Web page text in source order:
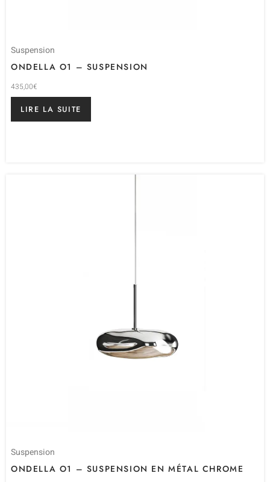
Suspension
ONDELLA O1 – SUSPENSION
435,00€
LIRE LA SUITE
Suspension
ONDELLA O1 – SUSPENSION EN MÉTAL CHROME